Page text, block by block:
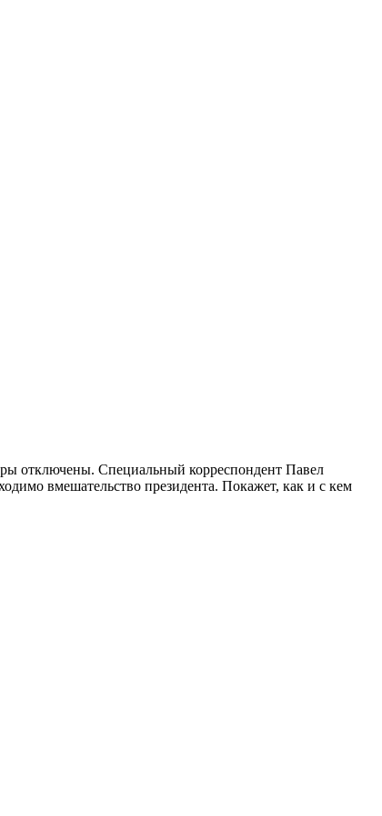
отключены. Специальный корреспондент Павел
вмешательство президента. Покажет, как и с кем